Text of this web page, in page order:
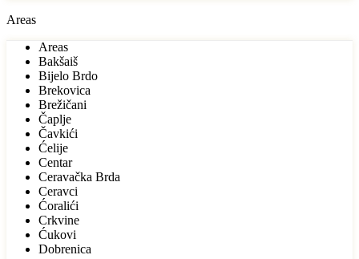
Areas
Areas
Bakšaiš
Bijelo Brdo
Brekovica
Brežičani
Čaplje
Čavkići
Ćelije
Centar
Ceravačka Brda
Ceravci
Ćoralići
Crkvine
Ćukovi
Dobrenica